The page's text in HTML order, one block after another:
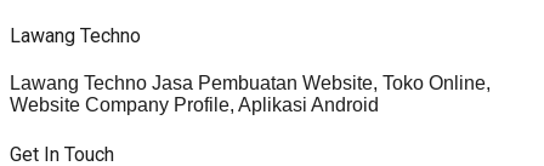
Lawang Techno
Lawang Techno Jasa Pembuatan Website, Toko Online,
Website Company Profile, Aplikasi Android
Get In Touch